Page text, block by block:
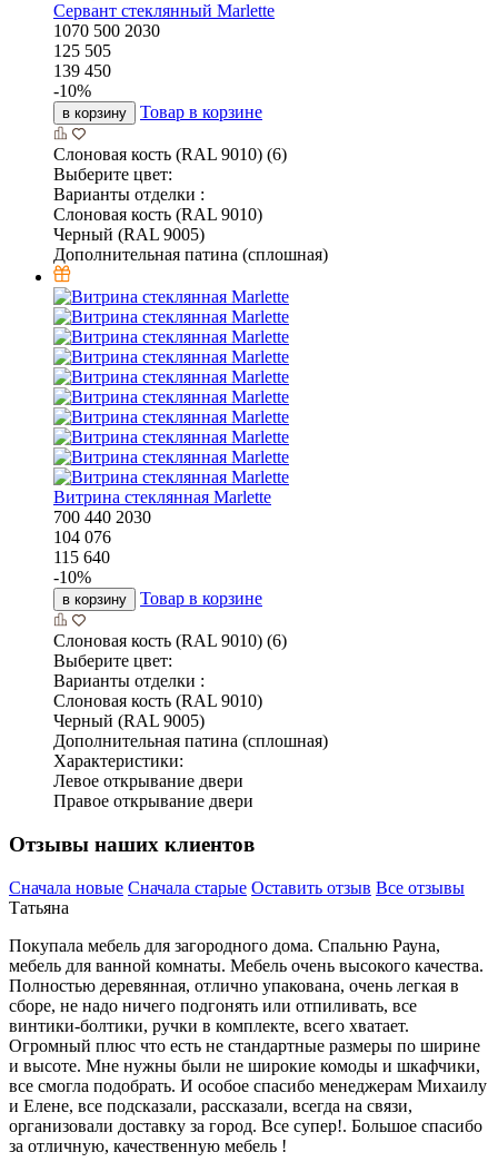
Сервант стеклянный Marlette
1070 500 2030
125 505
139 450
-10%
в корзину Товар в корзине
Слоновая кость (RAL 9010) (6)
Выберите цвет:
Варианты отделки :
Слоновая кость (RAL 9010)
Черный (RAL 9005)
Дополнительная патина (сплошная)
Витрина стеклянная Marlette
700 440 2030
104 076
115 640
-10%
в корзину Товар в корзине
Слоновая кость (RAL 9010) (6)
Выберите цвет:
Варианты отделки :
Слоновая кость (RAL 9010)
Черный (RAL 9005)
Дополнительная патина (сплошная)
Характеристики:
Левое открывание двери
Правое открывание двери
Отзывы наших клиентов
Сначала новые Сначала старые Оставить отзыв Все отзывы
Татьяна
Покупала мебель для загородного дома. Спальню Рауна,
мебель для ванной комнаты. Мебель очень высокого качества.
Полностью деревянная, отлично упакована, очень легкая в
сборе, не надо ничего подгонять или отпиливать, все
винтики-болтики, ручки в комплекте, всего хватает.
Огромный плюс что есть не стандартные размеры по ширине
и высоте. Мне нужны были не широкие комоды и шкафчики,
все смогла подобрать. И особое спасибо менеджерам Михаилу
и Елене, все подсказали, рассказали, всегда на связи,
организовали доставку за город. Все супер!. Большое спасибо
за отличную, качественную мебель !